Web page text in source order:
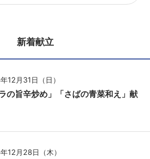
新着献立
12月31日（日）
ラの旨辛炒め」「さばの青菜和え」献
12月28日（木）